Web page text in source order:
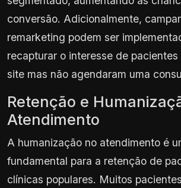
conversão. Adicionalmente,
remarketing podem ser
recapturar o interesse de
site mas não agendaram uma
Retenção e
Atendimento
A humanização no atendimento é
fundamental para a retenção de
clínicas populares. Muitos